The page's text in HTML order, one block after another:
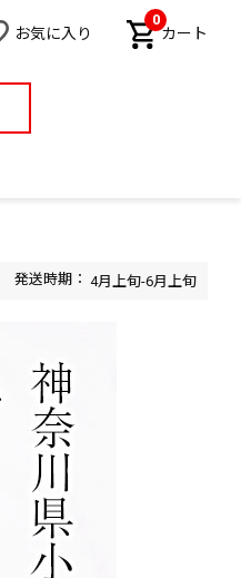
お気に入り カート
0
4月上旬-6月上旬